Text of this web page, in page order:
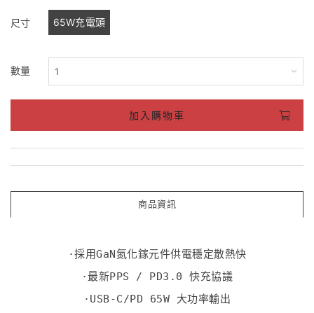
尺寸 65W充電頭
數量
加入購物車
商品資訊
·採用GaN氮化鎵元件供電穩定散熱快
·最新PPS / PD3.0 快充協議
·USB-C/PD 65W 大功率輸出